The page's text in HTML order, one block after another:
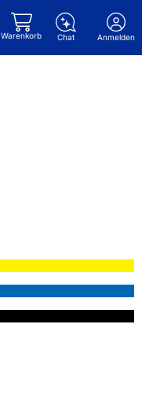
Warenkorb Chat Anmelden